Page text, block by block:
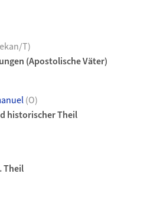
T)
(Apostolische Väter)
(O)
historischer Theil
Theil